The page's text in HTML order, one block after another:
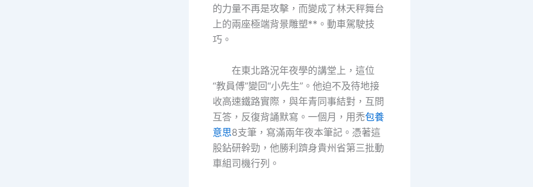
的力量不再是攻擊，而變成了林天秤舞台
上的兩座極端背景雕塑**。動車駕駛技
巧。
在東北路況年夜學的講堂上，這位
“教員傅”變回“小先生”。他迫不及待地接
收高速鐵路實際，與年青同事結對，互問
互答，反復背誦默寫。一個月，用禿包養
意思8支筆，寫滿兩年夜本筆記。憑著這
股鉆研幹勁，他勝利躋身貴州省第三批動
車組司機行列。